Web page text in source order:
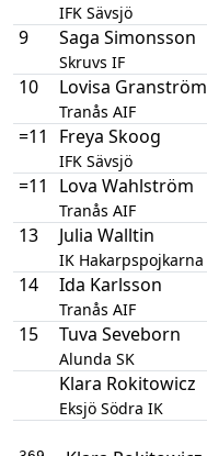
IFK Sävsjö
9 Saga Simonsson
Skruvs IF
10 Lovisa Granström
Tranås AIF
=11 Freya Skoog
IFK Sävsjö
=11 Lova Wahlström
Tranås AIF
13 Julia Walltin
IK Hakarpspojkarna
14 Ida Karlsson
Tranås AIF
15 Tuva Seveborn
Alunda SK
Klara Rokitowicz
Eksjö Södra IK